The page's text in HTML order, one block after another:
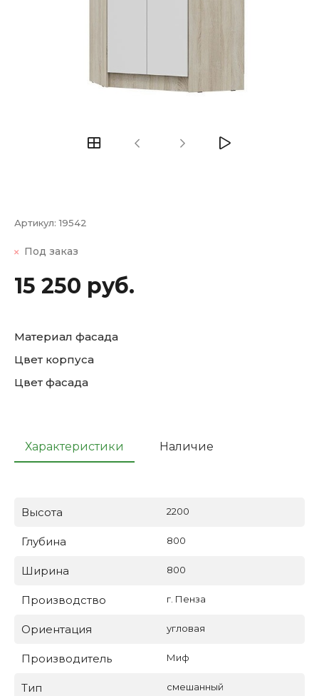
Артикул:19542
Под заказ
15 250 руб.
Материал фасада
Цвет корпуса
Цвет фасада
Характеристики Наличие
Высота 2200
Глубина 800
Ширина 800
Производство г. Пенза
Ориентация угловая
Производитель Миф
Тип смешанный